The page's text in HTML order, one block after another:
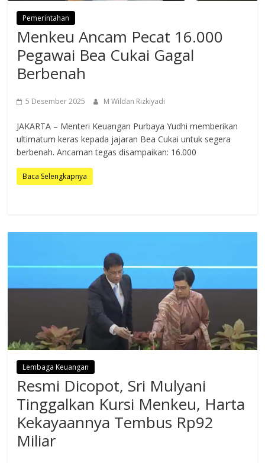
Pemerintahan
Menkeu Ancam Pecat 16.000
Pegawai Bea Cukai Gagal
Berbenah
5 Desember 2025 M Wildan Rizkiyadi
JAKARTA – Menteri Keuangan Purbaya Yudhi memberikan
ultimatum keras kepada jajaran Bea Cukai untuk segera
berbenah. Ancaman tegas disampaikan: 16.000
Baca Selengkapnya
Lembaga Keuangan
Resmi Dicopot, Sri Mulyani
Tinggalkan Kursi Menkeu, Harta
Kekayaannya Tembus Rp92
Miliar